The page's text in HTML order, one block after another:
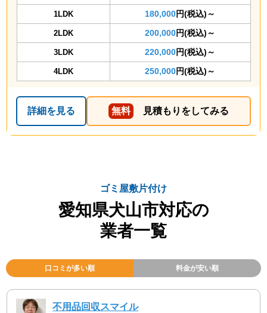
1LDK 180,000円(税込)～
2LDK 200,000円(税込)～
3LDK 220,000円(税込)～
4LDK 250,000円(税込)～
詳細を見る 無料 見積もりをしてみる
ゴミ屋敷片付け
愛知県犬山市対応の
業者一覧
口コミが多い順 料金が安い順
不用品回収スマイル